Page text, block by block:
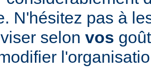
N'hésitez pas à
selon vos